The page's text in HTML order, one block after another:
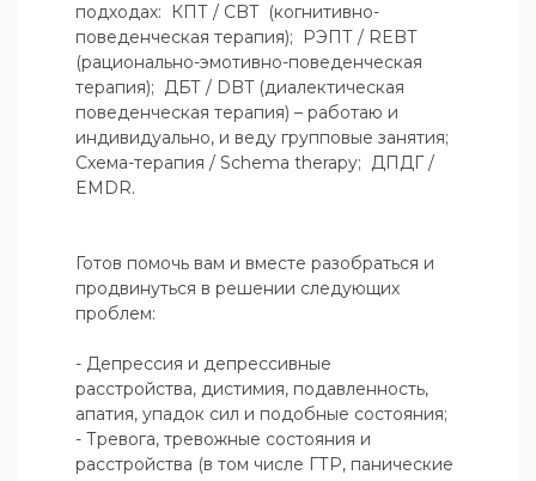
подходах:  КПТ / CBT  (когнитивно-
поведенческая терапия);  РЭПТ / REBT
(рационально-эмотивно-поведенческая
терапия);  ДБТ / DBT (диалектическая
поведенческая терапия) – работаю и
индивидуально, и веду групповые занятия;
Схема-терапия / Schema therapy;  ДПДГ /
EMDR.
Готов помочь вам и вместе разобраться и
продвинуться в решении следующих
проблем:
- Депрессия и депрессивные
расстройства, дистимия, подавленность,
апатия, упадок сил и подобные состояния;
- Тревога, тревожные состояния и
расстройства (в том числе ГТР, панические